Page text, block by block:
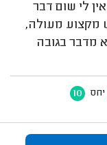
לי שום דבר
מקצוע מעולה,
מדבר בגובה
יחס 10